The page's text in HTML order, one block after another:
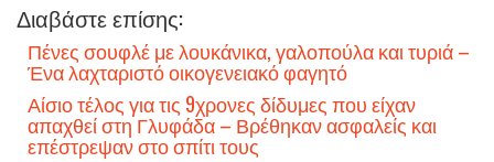
Διαβάστε επίσης:
Πένες σουφλέ με λουκάνικα, γαλοπούλα και τυριά –
Ένα λαχταριστό οικογενειακό φαγητό
Αίσιο τέλος για τις 9χρονες δίδυμες που είχαν
απαχθεί στη Γλυφάδα – Βρέθηκαν ασφαλείς και
επέστρεψαν στο σπίτι τους